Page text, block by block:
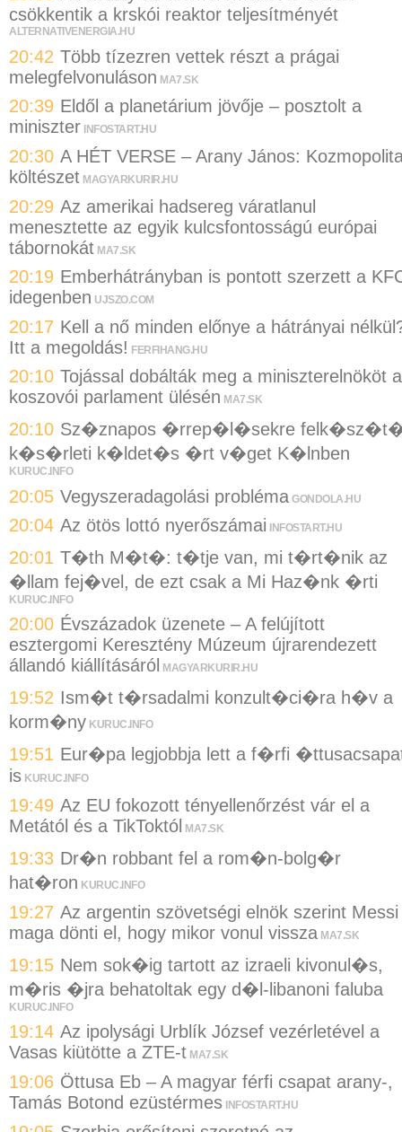
csökkentik a krskói reaktor teljesítményét
ALTERNATIVENERGIA.HU
20:42 Több tízezren vettek részt a prágai
melegfelvonuláson MA7.SK
20:39 Eldől a planetárium jövője – posztolt a
miniszter INFOSTART.HU
20:30 A HÉT VERSE – Arany János:
költészet MAGYARKURIR.HU
20:29 Az amerikai hadsereg váratlanul
menesztette az egyik kulcsfontosságú európai
tábornokát MA7.SK
20:19 Emberhátrányban is pontott szerzett a
idegenben UJSZO.COM
20:17 Kell a nő minden előnye a hátrányai
Itt a megoldás! FERFIHANG.HU
20:10 Tojással dobálták meg a miniszterelnököt a
koszovói parlament ülésén MA7.SK
20:10 Sz�znapos �rrep�l�sekre
k�s�rleti k�ldet�s �rt v�get K�lnben
KURUC.INFO
20:05 Vegyszeradagolási probléma GONDOLA.HU
20:04 Az ötös lottó nyerőszámai INFOSTART.HU
20:01 T�th M�t�: t�tje van, mi t�rt�nik az
�llam fej�vel, de ezt csak a Mi Haz�nk �rti
KURUC.INFO
20:00 Évszázadok üzenete – A felújított
esztergomi Keresztény Múzeum újrarendezett
állandó kiállításáról
MAGYARKURIR.HU
19:52 Ism�t t�rsadalmi konzult�ci�ra h�v a
korm�ny KURUC.INFO
19:51 Eur�pa legjobbja lett a f�rfi
is KURUC.INFO
19:49 Az EU fokozott tényellenőrzést vár el a
Metától és a TikToktól
MA7.SK
19:33 Dr�n robbant fel a rom�n-bolg�r
hat�ron KURUC.INFO
19:27 Az argentin szövetségi elnök szerint Messi
maga dönti el, hogy mikor vonul vissza MA7.SK
19:15 Nem sok�ig tartott az izraeli kivonul�s,
m�ris �jra behatoltak egy d�l-libanoni faluba
KURUC.INFO
19:14 Az ipolysági Urblík József vezérletével a
Vasas kiütötte a ZTE-t MA7.SK
19:06 Öttusa Eb – A magyar férfi csapat arany-,
Tamás Botond ezüstérmes INFOSTART.HU